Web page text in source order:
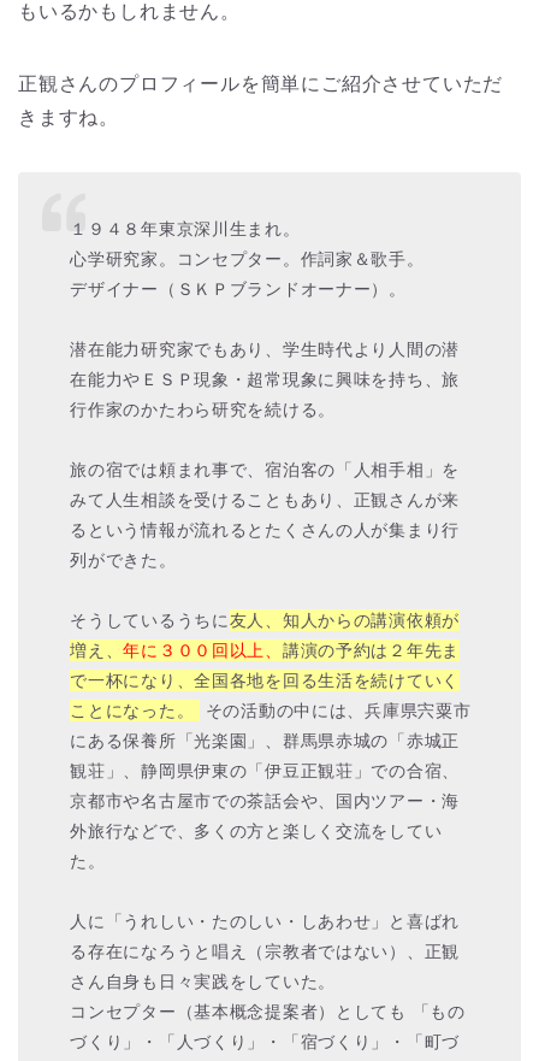
もいるかもしれません。
正観さんのプロフィールを簡単にご紹介させていただ
きますね。
１９４８年東京深川生まれ。
心学研究家。コンセプター。作詞家＆歌手。
デザイナー（ＳＫＰブランドオーナー）。
潜在能力研究家でもあり、学生時代より人間の潜
在能力やＥＳＰ現象・超常現象に興味を持ち、旅
行作家のかたわら研究を続ける。
旅の宿では頼まれ事で、宿泊客の「人相手相」を
みて人生相談を受けることもあり、正観さんが来
る という情報が流れるとたくさんの人が集まり行
列ができた。
そうしているうちに友人、知人からの講演依頼が
増え、年に３００回以上、 講演の予約は２年先ま
で一杯になり、全国各地を回る生活を続けていく
ことになった。
その活動の中には、兵庫県宍粟市
にある保養所「光楽園」、 群馬県赤城の「赤城正
観荘」、静岡県伊東の「伊豆正観荘」での合宿、
京都市や名古屋市での茶話会や、 国内ツアー・海
外旅行などで、多くの方と楽しく交流をしてい
た。
人に「うれしい・たのしい・しあわせ」と喜ばれ
る存在になろうと唱え（宗教者ではない）、正観
さん自身も 日々実践をしていた。
コンセプター（基本概念提案者）としても 「もの
づくり」・「人づくり」・「宿づくり」・「町づ